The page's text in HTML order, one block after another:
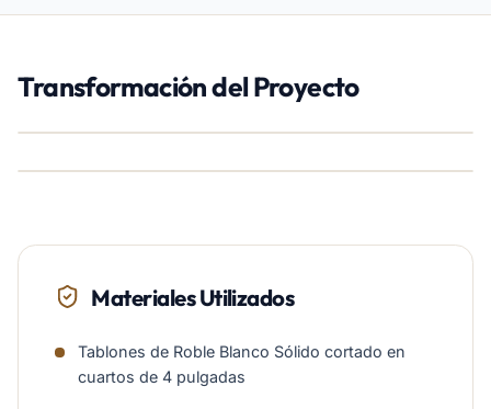
Transformación del Proyecto
ANTES
DESPUÉS
Materiales Utilizados
Tablones de Roble Blanco Sólido cortado en
cuartos de 4 pulgadas